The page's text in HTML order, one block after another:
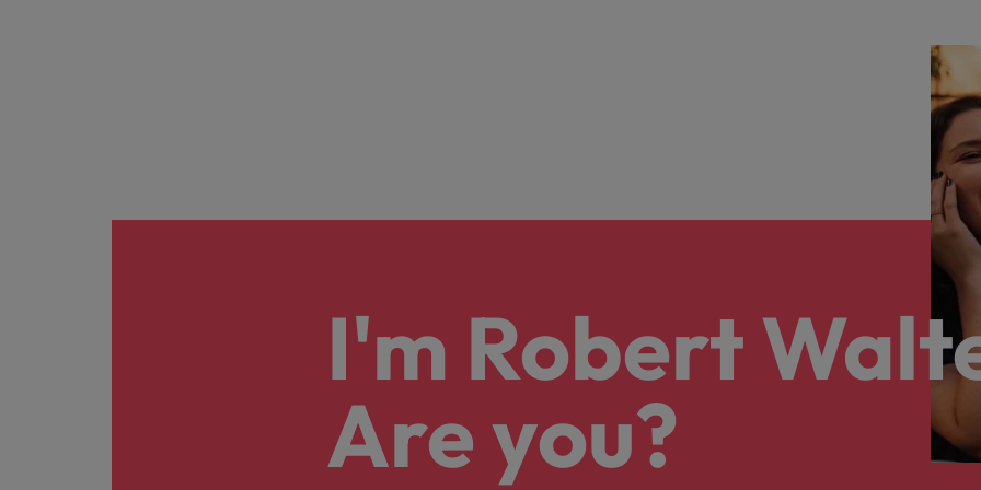
I'm Robert
Are you?